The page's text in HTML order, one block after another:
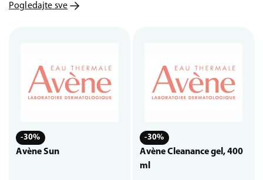
Pogledajte sve
-30%
Avène Sun
-30%
Avène Cleanance gel, 400
ml